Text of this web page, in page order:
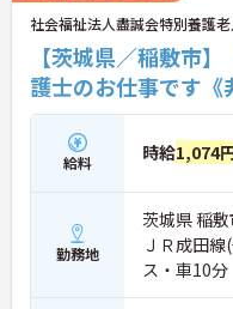
社会福祉法人盡誠会特別養護
【茨城県／稲敷市
護士のお仕事です《
給料 時給1,074
勤務地
茨城県 稲
ＪＲ成田
ス・車10分